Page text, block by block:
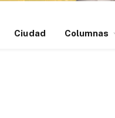
Ciudad Columnas